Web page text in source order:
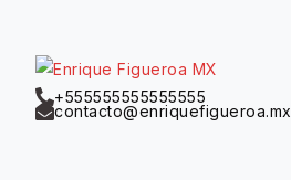
+555555555555555
contacto@enriquefigueroa.mx